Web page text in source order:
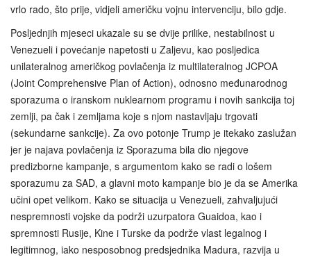
vrlo rado, što prije, vidjeli američku vojnu intervenciju, bilo gdje.
Posljednjih mjeseci ukazale su se dvije prilike, nestabilnost u
Venezueli i povećanje napetosti u Zaljevu, kao posljedica
unilateralnog američkog povlačenja iz multilateralnog JCPOA
(Joint Comprehensive Plan of Action), odnosno međunarodnog
sporazuma o iranskom nuklearnom programu i novih sankcija toj
zemlji, pa čak i zemljama koje s njom nastavljaju trgovati
(sekundarne sankcije). Za ovo potonje Trump je itekako zaslužan
jer je najava povlačenja iz Sporazuma bila dio njegove
predizborne kampanje, s argumentom kako se radi o lošem
sporazumu za SAD, a glavni moto kampanje bio je da se Amerika
učini opet velikom. Kako se situacija u Venezueli, zahvaljujući
nespremnosti vojske da podrži uzurpatora Guaidoa, kao i
spremnosti Rusije, Kine i Turske da podrže vlast legalnog i
legitimnog, iako nesposobnog predsjednika Madura, razvija u